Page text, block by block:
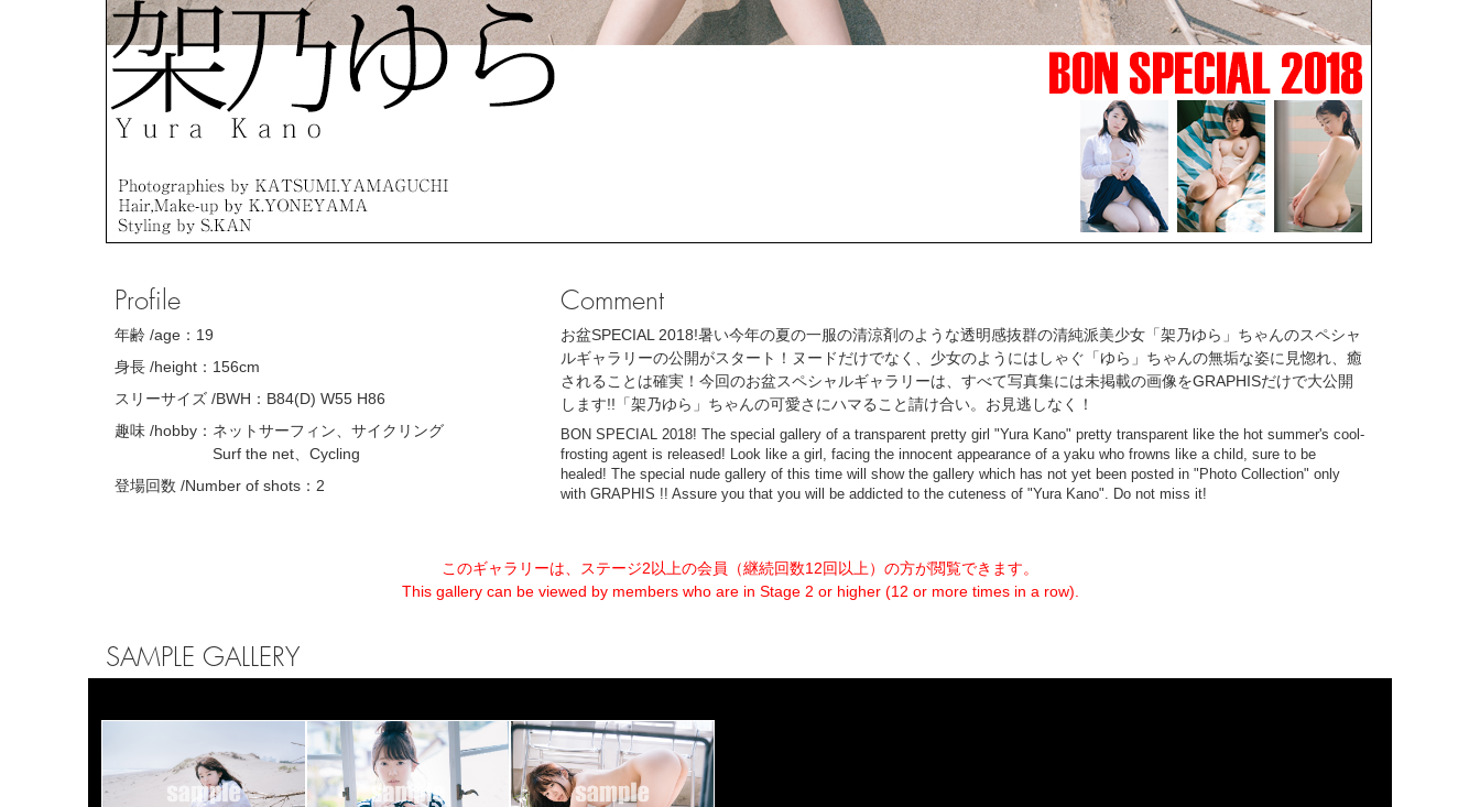
Profile
年齢 /age： 19
身長 /height： 156cm
スリーサイズ /BWH： B84(D) W55 H86
趣味 /hobby： ネットサーフィン、サイクリング
Surf the net、Cycling
登場回数 /Number of shots： 2
Comment
お盆SPECIAL 2018!暑い今年の夏の一服の清涼剤のような透明感抜群の清純派美少女「架乃ゆら」ちゃんのスペシャ
ルギャラリーの公開がスタート！ヌードだけでなく、少女のようにはしゃぐ「ゆら」ちゃんの無垢な姿に見惚れ、癒
されることは確実！今回のお盆スペシャルギャラリーは、すべて写真集には未掲載の画像をGRAPHISだけで大公開
します!!「架乃ゆら」ちゃんの可愛さにハマること請け合い。お見逃しなく！
BON SPECIAL 2018! The special gallery of a transparent pretty girl "Yura Kano" pretty transparent like the hot summer's cool-
frosting agent is released! Look like a girl, facing the innocent appearance of a yaku who frowns like a child, sure to be
healed! The special nude gallery of this time will show the gallery which has not yet been posted in "Photo Collection" only
with GRAPHIS !! Assure you that you will be addicted to the cuteness of "Yura Kano". Do not miss it!
このギャラリーは、ステージ2以上の会員（継続回数12回以上）の方が閲覧できます。
This gallery can be viewed by members who are in Stage 2 or higher (12 or more times in a row).
SAMPLE GALLERY